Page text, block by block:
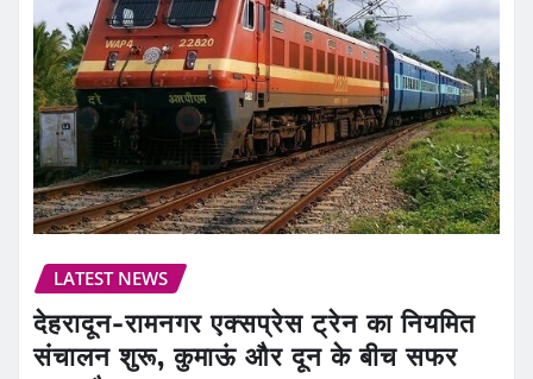
LATEST NEWS
देहरादून-रामनगर एक्सप्रेस ट्रेन का नियमित
संचालन शुरू, कुमाऊं और दून के बीच सफर